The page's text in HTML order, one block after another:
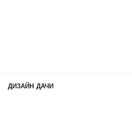
ДИЗАЙН ДАЧИ